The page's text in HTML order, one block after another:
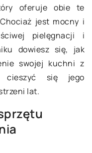
oferuje obie te
jest mocny i
pielęgnacji i
dowiesz się, jak
swojej kuchni z
cieszyć się jego
lat.